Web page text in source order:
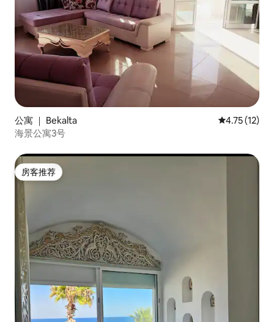
公寓 ｜ Bekalta 平均评分
4.75 (12)
海景公寓3号
房客推荐
房客推荐